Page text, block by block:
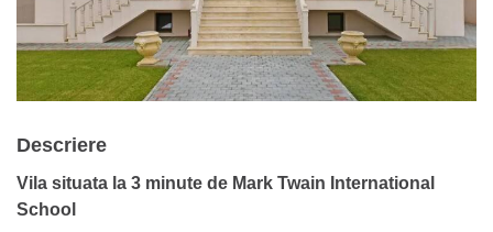
Descriere
Vila situata la 3 minute de Mark Twain International
School